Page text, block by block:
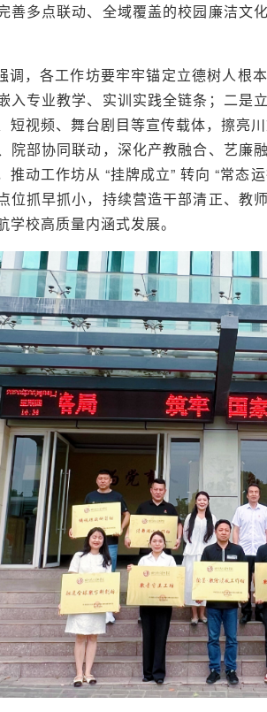
善多点联动、全域覆盖的校园廉洁文
调，各工作坊要牢牢锚定立德树人根
入专业教学、实训实践全链条；二是
短视频、舞台剧目等宣传载体，擦亮
院部协同联动，深化产教融合、艺廉
推动工作坊从 “挂牌成立” 转向 “常态
位抓早抓小，持续营造干部清正、教
学校高质量内涵式发展。